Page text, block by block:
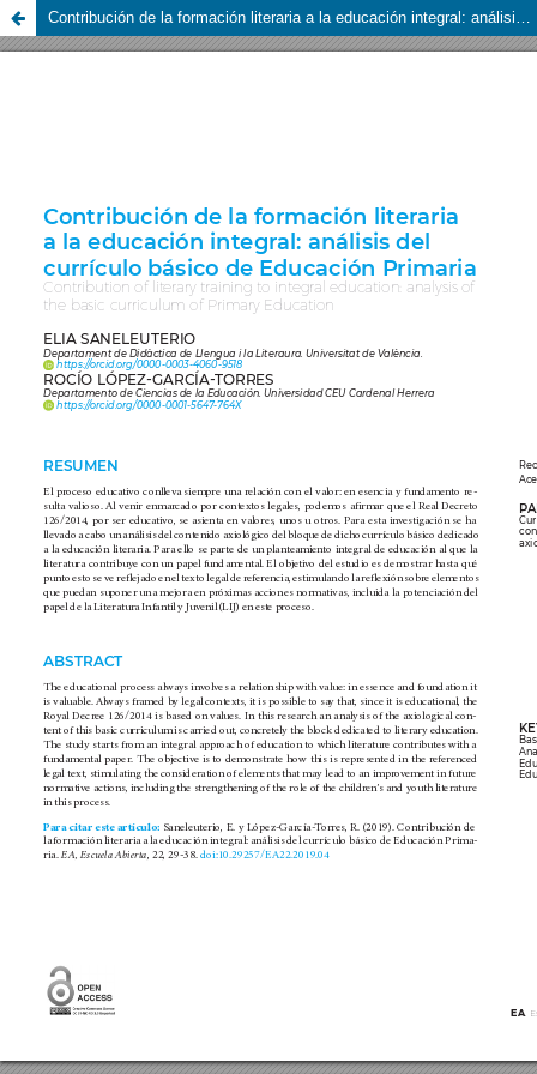
Contribución de la formación literaria a la educación integral: análisis del currículo básico de Educación Primaria